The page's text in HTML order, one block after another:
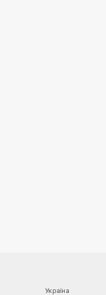
Україна